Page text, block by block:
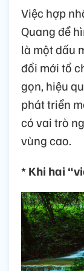
Việc hợp
Quang để
là một dấu
đổi mới tổ
gọn, hiệu
phát triển
có vai trò
vùng cao.
* Khi hai